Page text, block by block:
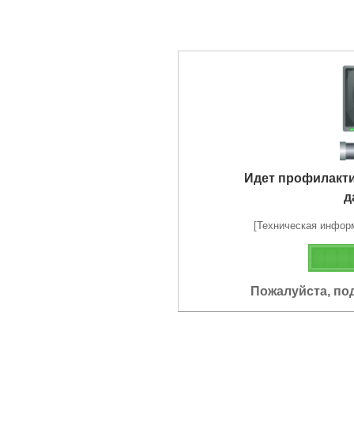
Идет
[Техническая
Пожалуйста,